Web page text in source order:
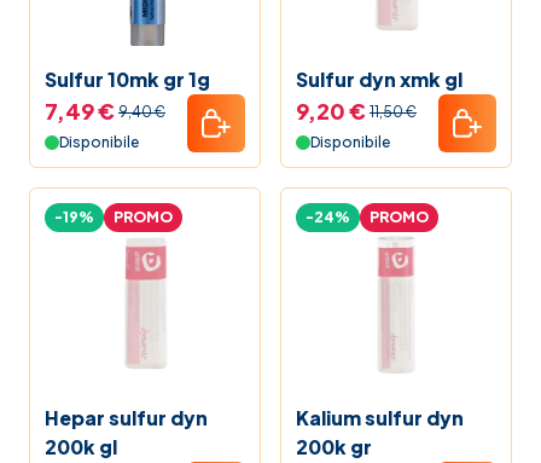
Sulfur 10mk gr 1g
7,49 € 9,40 €
Disponibile
Sulfur dyn xmk gl
9,20 € 11,50 €
Disponibile
Hepar sulfur dyn
200k gl
-19% PROMO
Kalium sulfur dyn
200k gr
-24% PROMO